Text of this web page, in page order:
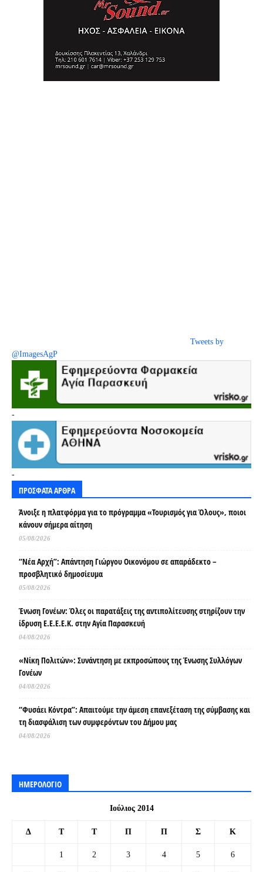
Tweets by
@ImagesAgP
-
-
ΠΡΟΣΦΑΤΑ ΑΡΘΡΑ
Άνοιξε η πλατφόρμα για το πρόγραμμα «Τουρισμός για Όλους», ποιοι
κάνουν σήμερα αίτηση
05/08/2026
“Νέα Αρχή”: Απάντηση Γιώργου Οικονόμου σε απαράδεκτο –
προσβλητικό δημοσίευμα
05/08/2026
Ένωση Γονέων: Όλες οι παρατάξεις της αντιπολίτευσης στηρίζουν την
ίδρυση Ε.Ε.Ε.Ε.Κ. στην Αγία Παρασκευή
04/08/2026
«Νίκη Πολιτών»: Συνάντηση με εκπροσώπους της Ένωσης Συλλόγων
Γονέων
04/08/2026
“Φυσάει Κόντρα”: Απαιτούμε την άμεση επανεξέταση της σύμβασης και
τη διασφάλιση των συμφερόντων του Δήμου μας
04/08/2026
ΗΜΕΡΟΛΟΓΙΟ
Ιούλιος 2014
Δ Τ Τ Π Π Σ Κ
1 2 3 4 5 6